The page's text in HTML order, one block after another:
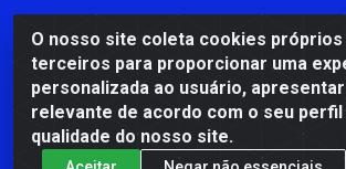
O nosso site coleta cookies próprios
terceiros para proporcionar uma
personalizada ao usuário,
relevante de acordo com o seu
qualidade do nosso site.
Instagram
Facebook
Formas de